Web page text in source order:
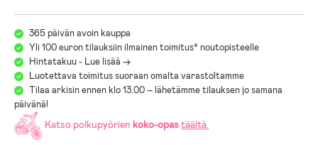
365 päivän avoin kauppa
Yli 100 euron tilauksiin ilmainen toimitus* noutopisteelle
Hintatakuu - Lue lisää ->
Luotettava toimitus suoraan omalta varastoltamme
Tilaa arkisin ennen klo 13.00 – lähetämme tilauksen jo samana
päivänä!
Katso polkupyörien koko-opastäältä.